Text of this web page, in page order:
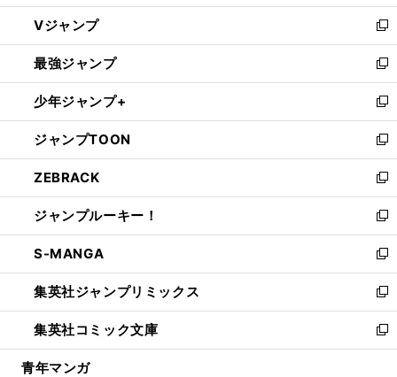
ウ
ィ
ン
ド
ウ
で
開
く
し
い
ウ
ィ
ン
ド
ウ
で
開
く
Vジャンプ
新
し
い
ウ
ィ
ン
ド
ウ
で
開
く
最強ジャンプ
新
し
い
ウ
ィ
ン
ド
ウ
で
開
く
少年ジャンプ+
新
し
い
ウ
ィ
ン
ド
ウ
で
開
く
ジャンプTOON
新
し
い
ウ
ィ
ン
ド
ウ
で
開
く
ZEBRACK
新
し
い
ウ
ィ
ン
ド
ウ
で
開
ジャンプルーキー！
新
し
い
ウ
ィ
ン
ド
ウ
S-MANGA
新
し
い
ウ
ィ
ン
集英社ジャンプリミックス
新
し
い
ウ
集英社コミック文庫
新
し
青年マンガ